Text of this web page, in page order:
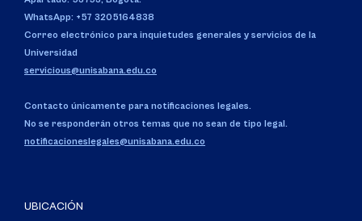
WhatsApp: +57 3205164838
Correo electrónico para inquietudes generales y servicios de la
Universidad
servicious@unisabana.edu.co
Contacto únicamente para notificaciones legales.
No se responderán otros temas que no sean de tipo legal.
notificacioneslegales@unisabana.edu.co
UBICACIÓN